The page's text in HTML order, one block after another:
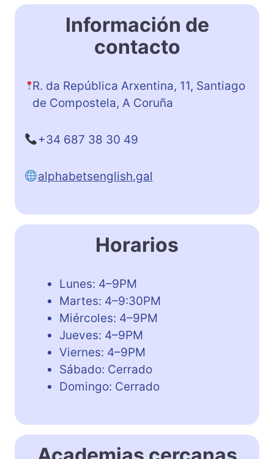
Información de
contacto
R. da República Arxentina, 11, Santiago
de Compostela, A Coruña
+34 687 38 30 49
alphabetsenglish.gal
Horarios
Lunes: 4–9PM
Martes: 4–9:30PM
Miércoles: 4–9PM
Jueves: 4–9PM
Viernes: 4–9PM
Sábado: Cerrado
Domingo: Cerrado